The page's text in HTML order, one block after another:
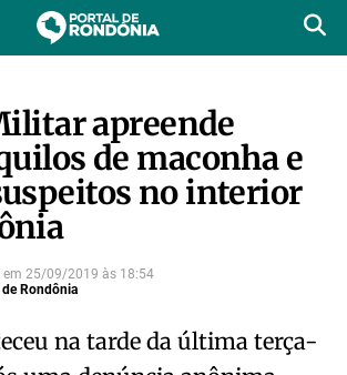
apreende
de maconha e
no interior
em 25/09/2019 às 18:54
de Rondônia
na tarde da última terça-